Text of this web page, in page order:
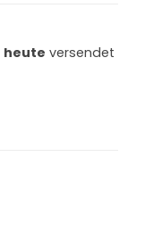
heute versendet